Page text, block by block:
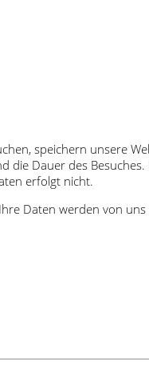
speichern unsere
die Dauer des
erfolgt nicht.
Daten werden von